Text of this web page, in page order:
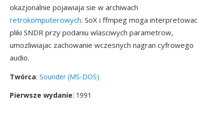
okazjonalnie pojawiaja sie w archiwach
retrokomputerowych. SoX i ffmpeg moga interpretowac
pliki SNDR przy podaniu wlasciwych parametrow,
umozliwiajac zachowanie wczesnych nagran cyfrowego
audio.
Twórca: Sounder (MS-DOS)
Pierwsze wydanie: 1991